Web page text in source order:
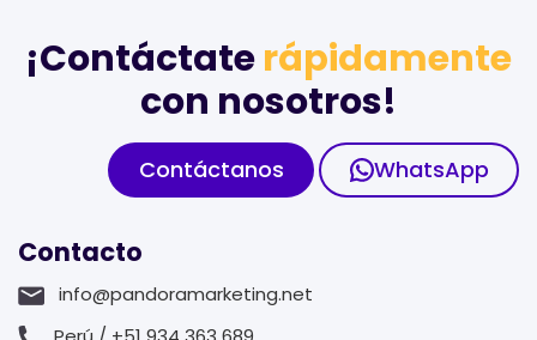
Contacto
info@pandoramarketing.net
¡Contáctaterápidamente
con nosotros!
Contáctanos WhatsApp